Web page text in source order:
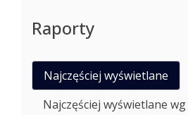
Raporty
Najczęściej wyświetlane
Najczęściej wyświetlane